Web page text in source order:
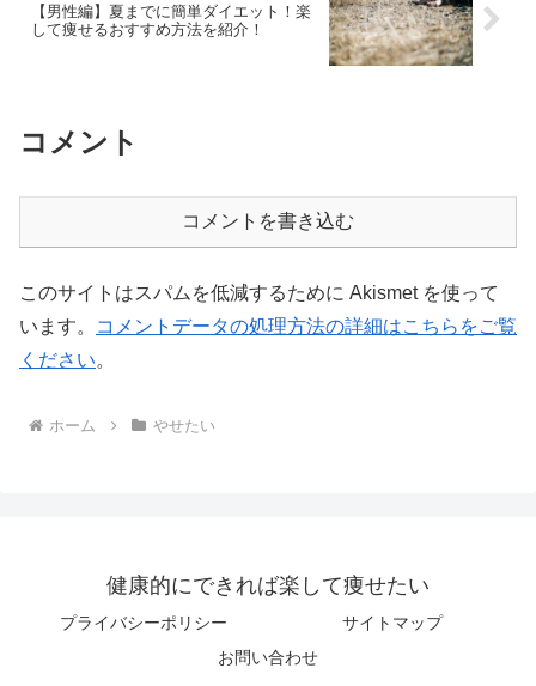
【男性編】夏までに簡単ダイエット！楽
して痩せるおすすめ方法を紹介！
コメント
コメントを書き込む
このサイトはスパムを低減するために Akismet を使って
います。
コメントデータの処理方法の詳細はこちらをご覧
ください。
ホーム やせたい
健康的にできれば楽して痩せたい
プライバシーポリシー
サイトマップ
お問い合わせ